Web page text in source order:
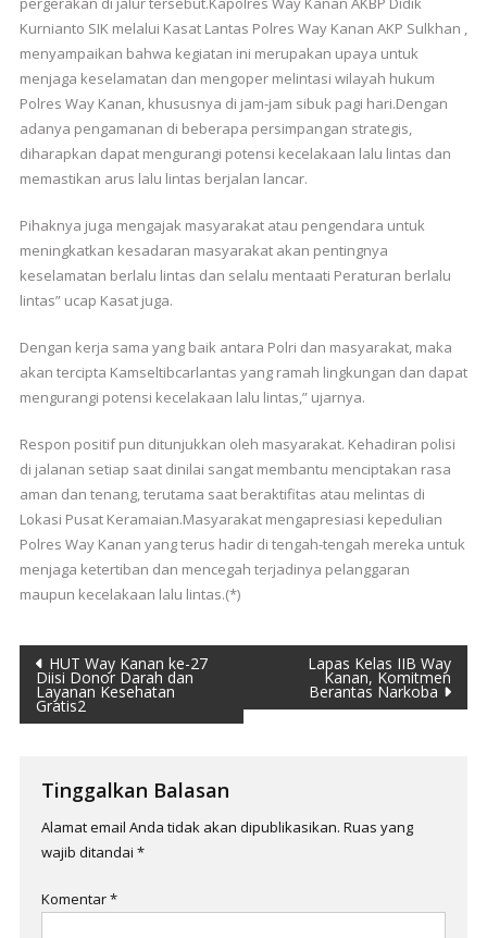
Kurnianto SIK melalui Kasat Lantas Polres Way Kanan AKP Sulkhan ,
menyampaikan bahwa kegiatan ini merupakan upaya untuk
menjaga keselamatan dan mengoper melintasi wilayah hukum
Polres Way Kanan, khususnya di jam-jam sibuk pagi hari.Dengan
adanya pengamanan di beberapa persimpangan strategis,
diharapkan dapat mengurangi potensi kecelakaan lalu lintas dan
memastikan arus lalu lintas berjalan lancar.
Pihaknya juga mengajak masyarakat atau pengendara untuk
meningkatkan kesadaran masyarakat akan pentingnya
keselamatan berlalu lintas dan selalu mentaati Peraturan berlalu
lintas” ucap Kasat juga.
Dengan kerja sama yang baik antara Polri dan masyarakat, maka
akan tercipta Kamseltibcarlantas yang ramah lingkungan dan dapat
mengurangi potensi kecelakaan lalu lintas,” ujarnya.
Respon positif pun ditunjukkan oleh masyarakat. Kehadiran polisi
di jalanan setiap saat dinilai sangat membantu menciptakan rasa
aman dan tenang, terutama saat beraktifitas atau melintas di
Lokasi Pusat Keramaian.Masyarakat mengapresiasi kepedulian
Polres Way Kanan yang terus hadir di tengah-tengah mereka untuk
menjaga ketertiban dan mencegah terjadinya pelanggaran
maupun kecelakaan lalu lintas.(*)
Navigasi
pos
HUT Way Kanan ke-27
Diisi Donor Darah dan
Layanan Kesehatan
Gratis2
Lapas Kelas IIB Way
Kanan, Komitmen
Berantas Narkoba
Tinggalkan Balasan
Alamat email Anda tidak akan dipublikasikan. Ruas yang
wajib ditandai *
Komentar*